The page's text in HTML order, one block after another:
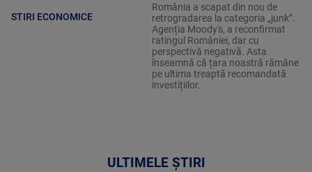
STIRI ECONOMICE
România a scapat din nou de
retrogradarea la categoria „junk”.
Agenția Moody's, a reconfirmat
ratingul României, dar cu
perspectivă negativă. Asta
înseamnă că țara noastră rămâne
pe ultima treaptă recomandată
investițiilor.
ULTIMELE ȘTIRI